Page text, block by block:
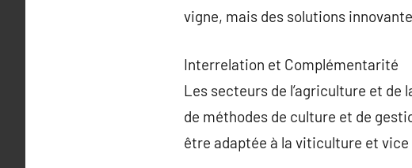
vigne, mais des solutions
Interrelation et Complémentarité
Les secteurs de l’agriculture et
de méthodes de culture et de
être adaptée à la viticulture et